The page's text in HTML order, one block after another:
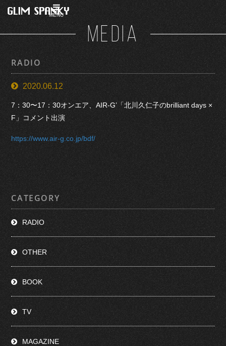
MENU
MEDIA
RADIO
2020.06.12
7：30〜17：30オンエア、AIR-G’「北川久仁子のbrilliant days ×
F」コメント出演
https://www.air-g.co.jp/bdf/
CATEGORY
RADIO
OTHER
BOOK
TV
MAGAZINE